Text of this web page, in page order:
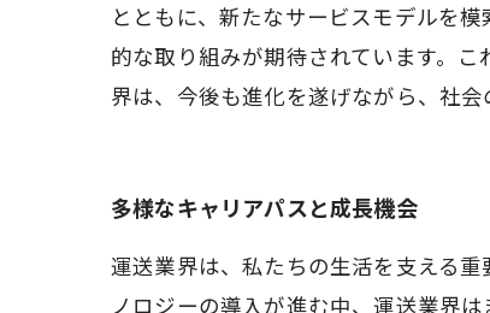
とともに、新たなサービスモデルを
的な取り組みが期待されています。
界は、今後も進化を遂げながら、社
多様なキャリアパスと成長機会
運送業界は、私たちの生活を支える
ノロジーの導入が進む中、運送業界